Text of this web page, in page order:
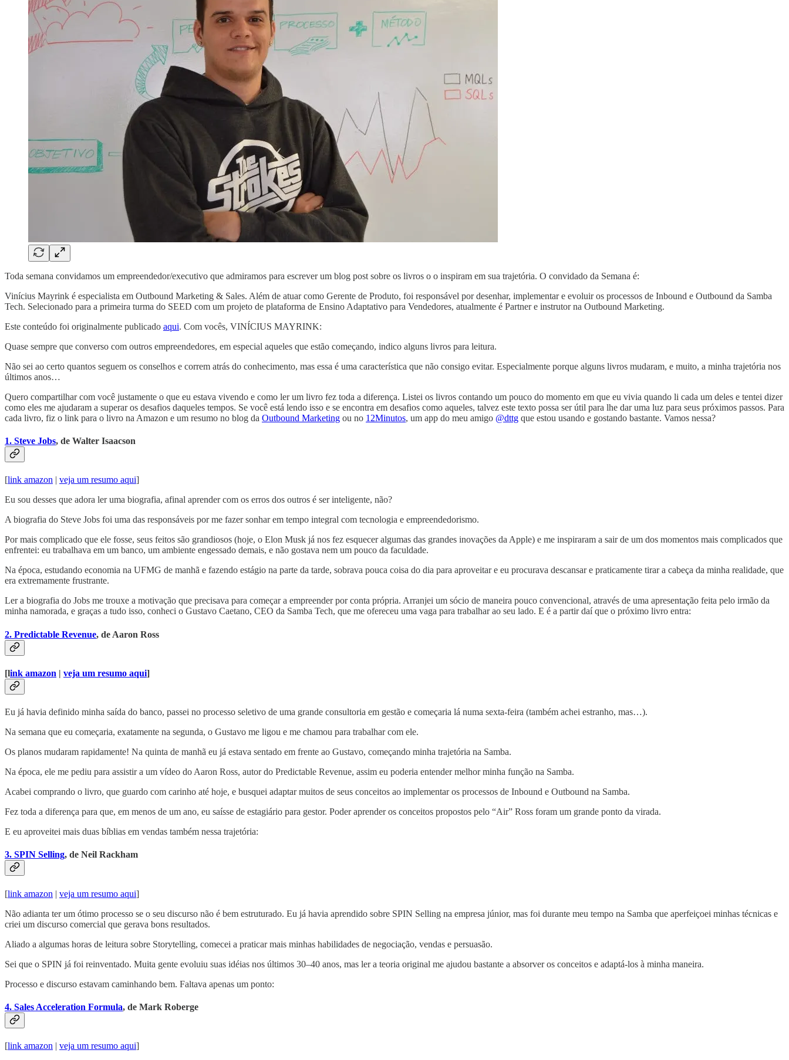
Toda semana convidamos um empreendedor/executivo que admiramos para escrever um blog post sobre os livros o o inspiram em sua trajetória. O convidado da Semana é:
Vinícius Mayrink é especialista em Outbound Marketing & Sales. Além de atuar como Gerente de Produto, foi responsável por desenhar, implementar e evoluir os processos de Inbound e Outbound da Samba
Tech. Selecionado para a primeira turma do SEED com um projeto de plataforma de Ensino Adaptativo para Vendedores, atualmente é Partner e instrutor na Outbound Marketing.
Este conteúdo foi originalmente publicado aqui. Com vocês, VINÍCIUS MAYRINK:
Quase sempre que converso com outros empreendedores, em especial aqueles que estão começando, indico alguns livros para leitura.
Não sei ao certo quantos seguem os conselhos e correm atrás do conhecimento, mas essa é uma característica que não consigo evitar. Especialmente porque alguns livros mudaram, e muito, a minha trajetória nos
últimos anos…
Quero compartilhar com você justamente o que eu estava vivendo e como ler um livro fez toda a diferença. Listei os livros contando um pouco do momento em que eu vivia quando li cada um deles e tentei dizer
como eles me ajudaram a superar os desafios daqueles tempos. Se você está lendo isso e se encontra em desafios como aqueles, talvez este texto possa ser útil para lhe dar uma luz para seus próximos passos. Para
cada livro, fiz o link para o livro na Amazon e um resumo no blog da Outbound Marketing ou no 12Minutos, um app do meu amigo @dttg que estou usando e gostando bastante. Vamos nessa?
1. Steve Jobs, de Walter Isaacson
[link amazon | veja um resumo aqui]
Eu sou desses que adora ler uma biografia, afinal aprender com os erros dos outros é ser inteligente, não?
A biografia do Steve Jobs foi uma das responsáveis por me fazer sonhar em tempo integral com tecnologia e empreendedorismo.
Por mais complicado que ele fosse, seus feitos são grandiosos (hoje, o Elon Musk já nos fez esquecer algumas das grandes inovações da Apple) e me inspiraram a sair de um dos momentos mais complicados que
enfrentei: eu trabalhava em um banco, um ambiente engessado demais, e não gostava nem um pouco da faculdade.
Na época, estudando economia na UFMG de manhã e fazendo estágio na parte da tarde, sobrava pouca coisa do dia para aproveitar e eu procurava descansar e praticamente tirar a cabeça da minha realidade, que
era extremamente frustrante.
Ler a biografia do Jobs me trouxe a motivação que precisava para começar a empreender por conta própria. Arranjei um sócio de maneira pouco convencional, através de uma apresentação feita pelo irmão da
minha namorada, e graças a tudo isso, conheci o Gustavo Caetano, CEO da Samba Tech, que me ofereceu uma vaga para trabalhar ao seu lado. E é a partir daí que o próximo livro entra:
2. Predictable Revenue, de Aaron Ross
[link amazon | veja um resumo aqui]
Eu já havia definido minha saída do banco, passei no processo seletivo de uma grande consultoria em gestão e começaria lá numa sexta-feira (também achei estranho, mas…).
Na semana que eu começaria, exatamente na segunda, o Gustavo me ligou e me chamou para trabalhar com ele.
Os planos mudaram rapidamente! Na quinta de manhã eu já estava sentado em frente ao Gustavo, começando minha trajetória na Samba.
Na época, ele me pediu para assistir a um vídeo do Aaron Ross, autor do Predictable Revenue, assim eu poderia entender melhor minha função na Samba.
Acabei comprando o livro, que guardo com carinho até hoje, e busquei adaptar muitos de seus conceitos ao implementar os processos de Inbound e Outbound na Samba.
Fez toda a diferença para que, em menos de um ano, eu saísse de estagiário para gestor. Poder aprender os conceitos propostos pelo “Air” Ross foram um grande ponto da virada.
E eu aproveitei mais duas bíblias em vendas também nessa trajetória:
3. SPIN Selling, de Neil Rackham
[link amazon | veja um resumo aqui]
Não adianta ter um ótimo processo se o seu discurso não é bem estruturado. Eu já havia aprendido sobre SPIN Selling na empresa júnior, mas foi durante meu tempo na Samba que aperfeiçoei minhas técnicas e
criei um discurso comercial que gerava bons resultados.
Aliado a algumas horas de leitura sobre Storytelling, comecei a praticar mais minhas habilidades de negociação, vendas e persuasão.
Sei que o SPIN já foi reinventado. Muita gente evoluiu suas idéias nos últimos 30–40 anos, mas ler a teoria original me ajudou bastante a absorver os conceitos e adaptá-los à minha maneira.
Processo e discurso estavam caminhando bem. Faltava apenas um ponto:
4. Sales Acceleration Formula, de Mark Roberge
[link amazon | veja um resumo aqui]